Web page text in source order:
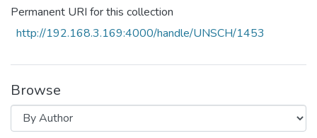
Permanent URI for this collection
http://192.168.3.169:4000/handle/UNSCH/1453
Browse